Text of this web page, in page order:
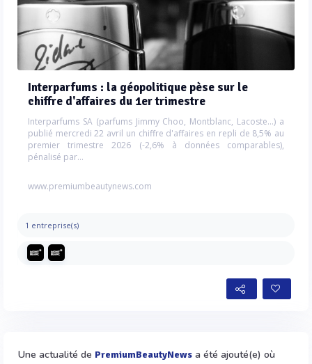
Interparfums : la géopolitique pèse sur le
chiffre d'affaires du 1er trimestre
Interparfums SA (parfums Jimmy Choo, Montblanc, Lacoste...) a
publié mercredi 22 avril un chiffre d'affaires en repli de 8,5% au
premier trimestre 2026 (-2,6% à données comparables),
pénalisé par...
www.premiumbeautynews.com
1 entreprise(s)
Une actualité de PremiumBeautyNews a été ajouté(e) où